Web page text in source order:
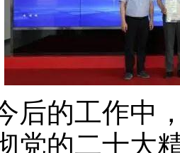
的工作中，
党的二十大